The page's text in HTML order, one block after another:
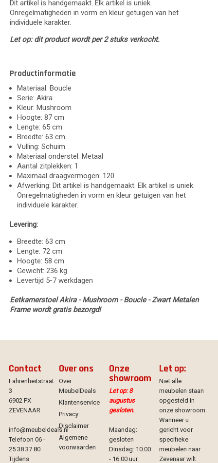
Dit artikel is handgemaakt. Elk artikel is uniek.
Onregelmatigheden in vorm en kleur getuigen van het
individuele karakter.
Let op: dit product wordt per 2 stuks verkocht.
Productinformatie
Materiaal: Boucle
Serie: Akira
Kleur: Mushroom
Hoogte: 87 cm
Lengte: 65 cm
Breedte: 63 cm
Vulling: Schuim
Materiaal onderstel: Metaal
Aantal zitplekken: 1
Maximaal draagvermogen: 120
Afwerking: Dit artikel is handgemaakt. Elk artikel is uniek.
Onregelmatigheden in vorm en kleur getuigen van het
individuele karakter.
Levering:
Breedte: 63 cm
Lengte: 72 cm
Hoogte: 58 cm
Gewicht: 236 kg
Levertijd 5-7 werkdagen
Eetkamerstoel Akira - Mushroom - Boucle - Zwart Metalen
Frame wordt gratis bezorgd!
Contact
Fahrenheitstraat
3
6902 PX
ZEVENAAR
info@meubeldeals.nl
Telefoon 06 -
25 38 37 80
Tijdens
Over ons
Over
MeubelDeals
Klantenservice
Privacy
Disclaimer
Algemene
voorwaarden
Onze
showroom
Let op: 8
augustus
gesloten.
Maandag:
gesloten
Dinsdag: 10.00
- 16.00 uur
Let op:
Niet alle
meubelen staan
opgesteld in
onze showroom.
Wanneer u
gericht voor
specifieke
meubelen naar
Zevenaar wilt